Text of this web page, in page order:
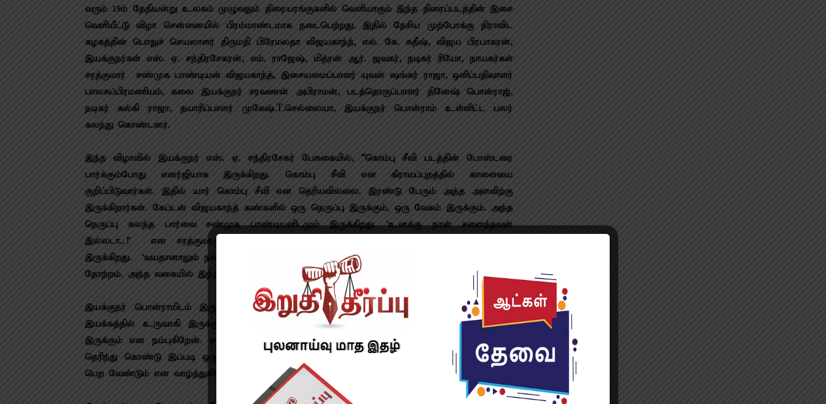
வரும் 19ம் தேதியன்று உலகம் முழுவதும் திரையரங்குகளில் வெளியாகும் இந்த திரைப்படத்தின் இசை
வெளியீட்டு விழா சென்னையில் பிரம்மாண்டமாக நடைபெற்றது. இதில் தேசிய முற்போக்கு திராவிட
கழகத்தின் பொதுச் செயலாளர் திருமதி பிரேமலதா விஜயகாந்த், எல். கே. சுதீஷ், விஜய பிரபாகரன்,
இயக்குநர்கள் எஸ். ஏ. சந்திரசேகரன், எம். ராஜேஷ், மித்ரன் ஆர். ஜவகர், நடிகர் ரியோ, நாயகர்கள்
சரத்குமார் – சண்முக பாண்டியன் விஜயகாந்த், இசையமைப்பாளர் யுவன் ஷங்கர் ராஜா, ஒளிப்பதிவாளர்
பாலசுப்பிரமணியம், கலை இயக்குநர் சரவணன் அபிராமன், படத்தொகுப்பாளர் தினேஷ் பொன்ராஜ்,
நடிகர் கல்கி ராஜா, தயாரிப்பாளர் முகேஷ்.T.செல்லையா, இயக்குநர் பொன்ராம் உள்ளிட்ட பலர்
கலந்து கொண்டனர்.
இந்த விழாவில் இயக்குநர் எஸ். ஏ. சந்திரசேகர் பேசுகையில், ”கொம்பு சீவி படத்தின் போஸ்டரை
பார்க்கும்போது எனர்ஜியாக இருக்கிறது. கொம்பு சீவி என கிராமப்புறத்தில் காளையை
குறிப்பிடுவார்கள். இதில் யார் கொம்பு சீவி என தெரியவில்லை. இரண்டு பேரும் அந்த அளவிற்கு
இருக்கிறார்கள். கேப்டன் விஜயகாந்த் கண்களில் ஒரு நெருப்பு இருக்கும், ஒரு வேகம் இருக்கும். அந்த
நெருப்பு கலந்த பார்வை சண்முக பாண்டியனிடமும் இருக்கிறது. ‘உனக்கு நான் சளைத்தவன்
இல்லடா..!’ என சரத்குமாரும் அதில் ஆக்ரோஷமாக இருக்கிறார்.‌ அவரது கெட்டப் நன்றாக
இருக்கிறது. ‘வயதானாலும் நான் கொம்பு சீவின காளை டா..!’ என்பது போல் இருக்கிறது அவருடைய
தோற்றம். அந்த வகையில் இந்த போஸ்டரே படத்தின் வீரத்தை காட்டுகிறது.
இயக்குநர் பொன்ராமிடம் இருக்கும் நகைச்சுவை உணர்வு எனக்கு மிகவும் பிடிக்கும். அவருடைய
இயக்கத்தில் உருவாகி இருக்கும் இந்த படத்தில் நகைச்சுவையை விட வேகம் – ஆக்ஷன் அதிகம்
இருக்கும் என நம்புகிறேன். ஏனெனில் இன்றைய தலைமுறையினர் இதைத்தான் ரசிக்கிறார்கள் என
தெரிந்து கொண்டு இப்படி ஒரு படத்தை கொடுத்திருக்கிறார். அவருடைய ஒவ்வொரு படமும் வெற்றி
பெற வேண்டும் என வாழ்த்துகிறேன். ஏனென்றால் பொன்ராம் என்னுடைய பிள்ளைகளில் ஒருவர்.